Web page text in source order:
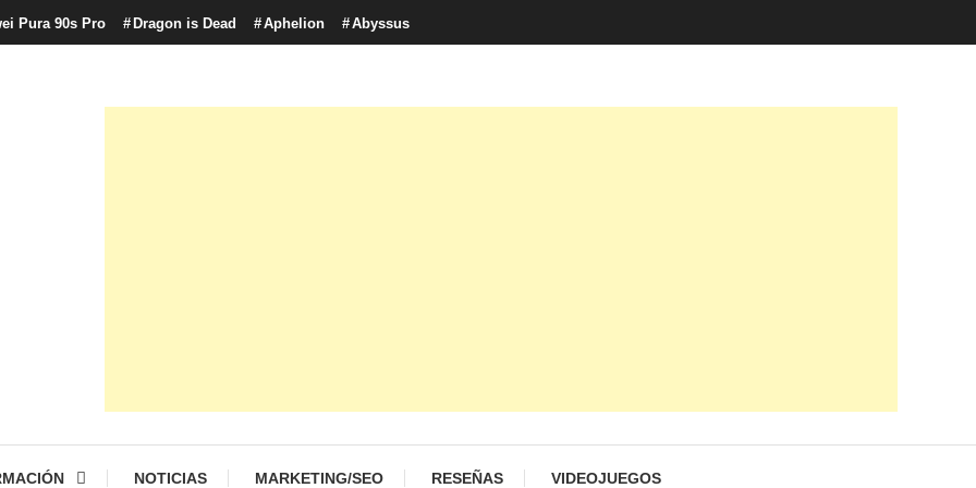
Pura 90s Pro Dragon is Dead Aphelion Abyssus
NOTICIAS MARKETING/SEO RESEÑAS VIDEOJUEGOS